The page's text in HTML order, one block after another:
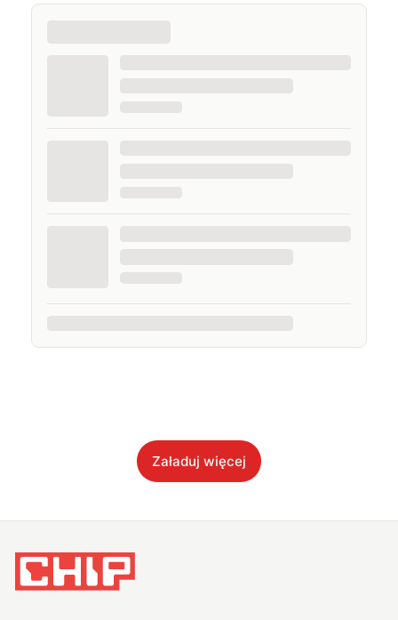
Załaduj więcej